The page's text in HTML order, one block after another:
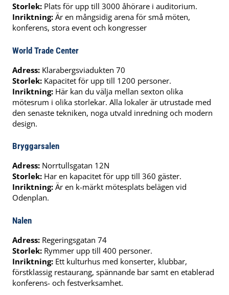
Storlek: Plats för upp till 3000 åhörare i auditorium.
Inriktning: Är en mångsidig arena för små möten,
konferens, stora event och kongresser
World Trade Center
Adress: Klarabergsviadukten 70
Storlek: Kapacitet för upp till 1200 personer.
Inriktning: Här kan du välja mellan sexton olika
mötesrum i olika storlekar. Alla lokaler är utrustade med
den senaste tekniken, noga utvald inredning och modern
design.
Bryggarsalen
Adress: Norrtullsgatan 12N
Storlek: Har en kapacitet för upp till 360 gäster.
Inriktning: Är en k-märkt mötesplats belägen vid
Odenplan.
Nalen
Adress: Regeringsgatan 74
Storlek: Rymmer upp till 400 personer.
Inriktning: Ett kulturhus med konserter, klubbar,
förstklassig restaurang, spännande bar samt en etablerad
konferens- och festverksamhet.